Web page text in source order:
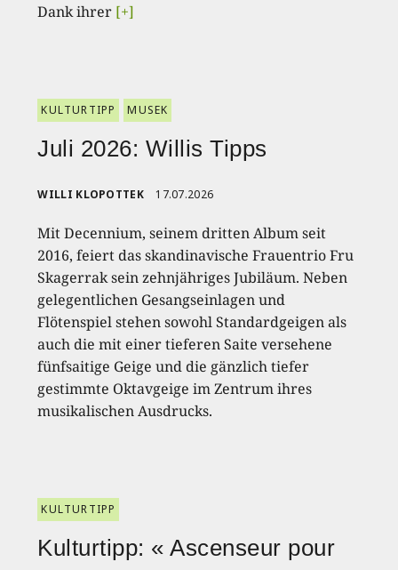
Dank ihrer [+]
KULTURTIPP MUSEK
Juli 2026: Willis Tipps
WILLI KLOPOTTEK 17.07.2026
Mit Decennium, seinem dritten Album seit
2016, feiert das skandinavische Frauentrio Fru
Skagerrak sein zehnjähriges Jubiläum. Neben
gelegentlichen Gesangseinlagen und
Flötenspiel stehen sowohl Standardgeigen als
auch die mit einer tieferen Saite versehene
fünfsaitige Geige und die gänzlich tiefer
gestimmte Oktavgeige im Zentrum ihres
musikalischen Ausdrucks.
KULTURTIPP
Kulturtipp: « Ascenseur pour